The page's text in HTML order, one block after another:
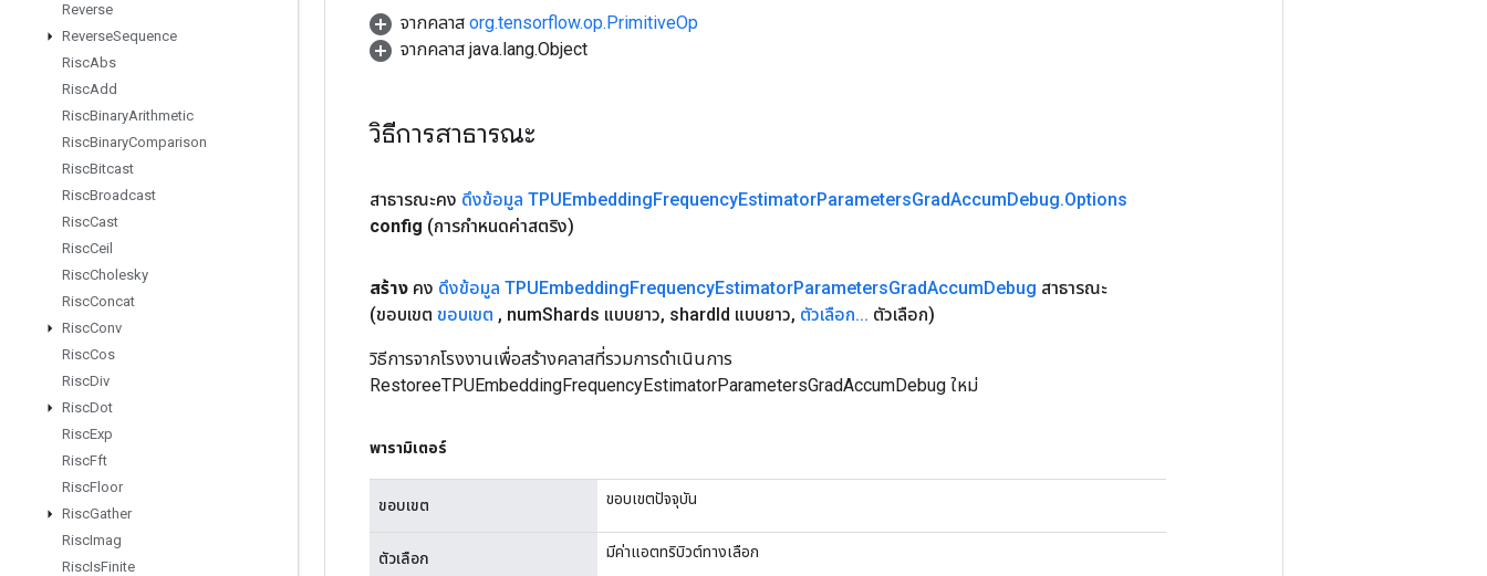
Reverse
ReverseSequence
RiscAbs
RiscAdd
RiscBinaryArithmetic
RiscBinaryComparison
RiscBitcast
RiscBroadcast
RiscCast
RiscCeil
RiscCholesky
RiscConcat
RiscConv
RiscCos
RiscDiv
RiscDot
RiscExp
RiscFft
RiscFloor
RiscGather
RiscImag
RiscIsFinite
จากคลาส org.tensorflow.op.PrimitiveOp
จากคลาส java.lang.Object
วิธีการสาธารณะ
สาธารณะคง ดึงข้อมูล TPUEmbeddingFrequencyEstimatorParametersGradAccumDebug.Options
config (การกำหนดค่าสตริง)
สร้าง คง ดึงข้อมูล TPUEmbeddingFrequencyEstimatorParametersGradAccumDebug สาธารณะ
(ขอบเขต ขอบเขต , numShards แบบยาว, shardId แบบยาว, ตัวเลือก... ตัวเลือก)
วิธีการจากโรงงานเพื่อสร้างคลาสที่รวมการดำเนินการ
RestoreeTPUEmbeddingFrequencyEstimatorParametersGradAccumDebug ใหม่
พารามิเตอร์
ขอบเขต ขอบเขตปัจจุบัน
ตัวเลือก มีค่าแอตทริบิวต์ทางเลือก